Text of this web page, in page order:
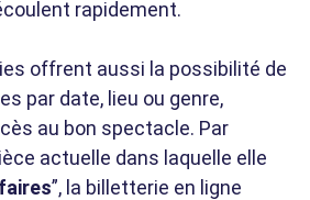
rapidement.
offrent aussi la possibilité de
par date, lieu ou genre,
au bon spectacle. Par
actuelle dans laquelle elle
”, la billetterie en ligne